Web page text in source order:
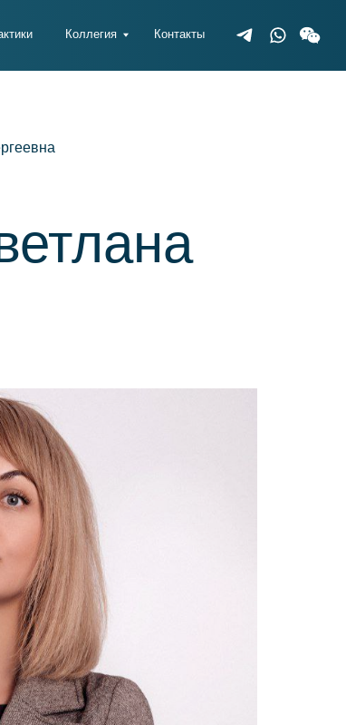
Практики Коллегия Контакты +7 (911) 925-
Коллегия Контакты +7 (911) 925-